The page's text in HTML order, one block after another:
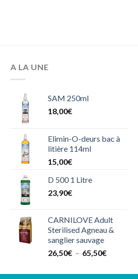
A LA UNE
SAM 250ml
18,00€
Elimin-O-deurs bac à
litière 114ml
15,00€
D 500 1 Litre
23,90€
CARNILOVE Adult
Sterilised Agneau &
sanglier sauvage
26,50€ – 65,50€Plage
prix :